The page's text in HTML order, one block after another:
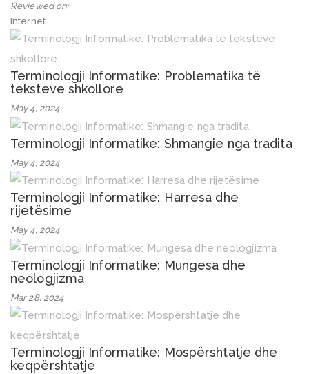
Reviewed on:
Internet
Terminologji Informatike: Problematika të
teksteve shkollore
May 4, 2024
Terminologji Informatike: Shmangie nga tradita
May 4, 2024
Terminologji Informatike: Harresa dhe
rijetësime
May 4, 2024
Terminologji Informatike: Mungesa dhe
neologjizma
Mar 28, 2024
Terminologji Informatike: Mospërshtatje dhe
keqpërshtatje